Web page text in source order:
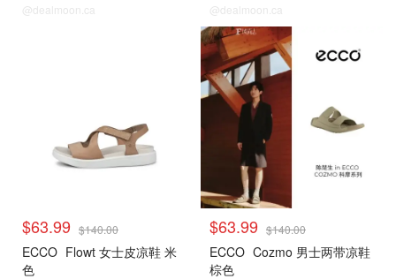
@dealmoon.ca @dealmoon.ca
$63.99 $140.00
ECCO Flowt 女士皮凉鞋 米
色
$63.99 $140.00
ECCO Cozmo 男士两带凉鞋
棕色